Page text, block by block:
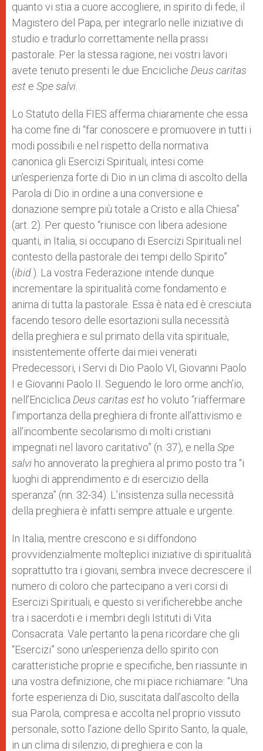
quanto vi stia a cuore accogliere, in spirito di fede, il
Magistero del Papa, per integrarlo nelle iniziative di
studio e tradurlo correttamente nella prassi
pastorale. Per la stessa ragione, nei vostri lavori
avete tenuto presenti le due Encicliche Deus caritas
est e Spesalvi
Lo Statuto della FIES afferma chiaramente che essa
ha come fine di “far conoscere e promuovere in tutti i
modi possibili e nel rispetto della normativa
canonica gli Esercizi Spirituali, intesi come
un’esperienza forte di Dio in un clima di ascolto della
Parola di Dio in ordine a una conversione e
donazione sempre più totale a Cristo e alla Chiesa”
(art. 2). Per questo “riunisce con libera adesione
quanti, in Italia, si occupano di Esercizi Spirituali nel
contesto della pastorale dei tempi dello Spirito”
(ibid.). La vostra Federazione intende dunque
incrementare la spiritualità come fondamento e
anima di tutta la pastorale. Essa è nata ed è cresciuta
facendo tesoro delle esortazioni sulla necessità
della preghiera e sul primato della vita spirituale,
insistentemente offerte dai miei venerati
Predecessori, i Servi di Dio Paolo VI, Giovanni Paolo
I e Giovanni Paolo II. Seguendo le loro orme anch’io,
nell’Enciclica Deus caritas est ho voluto “riaffermare
l’importanza della preghiera di fronte all’attivismo e
all’incombente secolarismo di molti cristiani
impegnati nel lavoro caritativo” (n. 37), e nella Spe
salvi ho annoverato la preghiera al primo posto tra “i
luoghi di apprendimento e di esercizio della
speranza” (nn. 32-34). L’insistenza sulla necessità
della preghiera è infatti sempre attuale e urgente.
In Italia, mentre crescono e si diffondono
provvidenzialmente molteplici iniziative di spiritualità
soprattutto tra i giovani, sembra invece decrescere il
numero di coloro che partecipano a veri corsi di
Esercizi Spirituali, e questo si verificherebbe anche
tra i sacerdoti e i membri degli Istituti di Vita
Consacrata. Vale pertanto la pena ricordare che gli
“Esercizi” sono un’esperienza dello spirito con
caratteristiche proprie e specifiche, ben riassunte in
una vostra definizione, che mi piace richiamare: “Una
forte esperienza di Dio, suscitata dall’ascolto della
sua Parola, compresa e accolta nel proprio vissuto
personale, sotto l’azione dello Spirito Santo, la quale,
in un clima di silenzio, di preghiera e con la